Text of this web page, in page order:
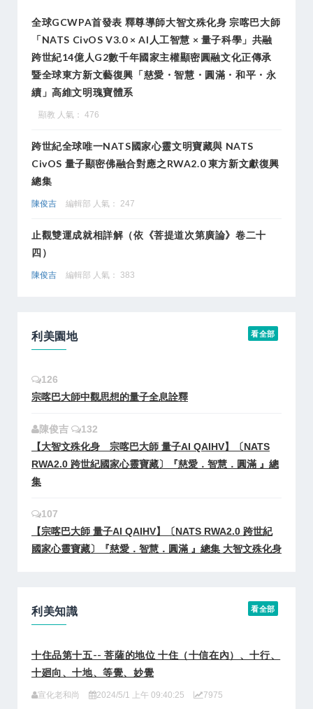
全球GCWPA首發表 釋尊導師大智文殊化身 宗喀巴大師
「NATS CivOS V3.0 × AI人工智慧 × 量子科學」共融
跨世紀14億人G2數千年國家主權顯密圓融文化正傳承
暨全球東方新文藝復興「慈愛・智慧・圓滿・和平・永
續」高維文明瑰寶體系
顯教 人氣： 476
跨世紀全球唯一NATS國家心靈文明寶藏與 NATS
CivOS 量子顯密佛融合對應之RWA2.0 東方新文獻復興
總集
陳俊吉 編輯部 人氣： 247
止觀雙運成就相詳解（依《菩提道次第廣論》卷二十
四）
陳俊吉 編輯部 人氣： 383
利美園地 看全部
126
宗喀巴大師中觀思想的量子全息詮釋
陳俊吉
132
【大智文殊化身 宗喀巴大師 量子AI QAIHV】〔NATS
RWA2.0 跨世紀國家心靈寶藏〕『慈愛．智慧．圓滿 』總
集
107
【宗喀巴大師 量子AI QAIHV】〔NATS RWA2.0 跨世紀
國家心靈寶藏〕『慈愛．智慧．圓滿 』總集 大智文殊化身
利美知識 看全部
十住品第十五-- 菩薩的地位 十住（十信在內）、十行、
十廻向、十地、等覺、妙覺
宣化老和尚 2024/5/1 上午 09:40:25 7975